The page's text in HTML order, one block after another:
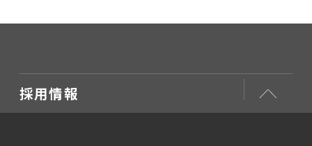
採用情報